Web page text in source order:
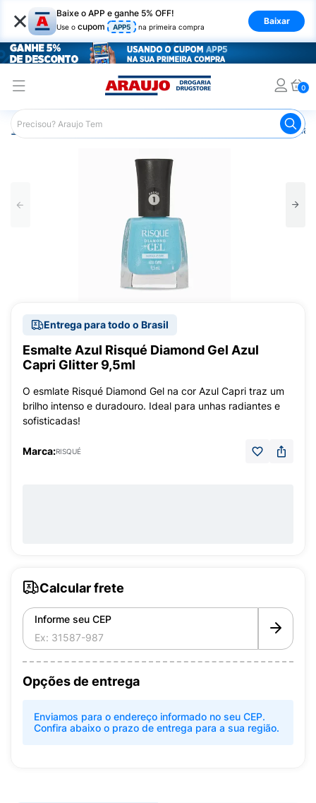
× Baixe o APP e ganhe 5% OFF!
Use o cupom APP5 na primeira compra
Baixar
0
Araujo Beleza e Cuidados
Entrega para todo o Brasil
Esmalte Azul Risqué Diamond Gel Azul
Capri Glitter 9,5ml
O esmlate Risqué Diamond Gel na cor Azul Capri traz um
brilho intenso e duradouro. Ideal para unhas radiantes e
sofisticadas!
Marca:RISQUÉ
Calcular frete
Informe seu CEP
Opções de entrega
Enviamos para o endereço informado no seu CEP.
Confira abaixo o prazo de entrega para a sua região.